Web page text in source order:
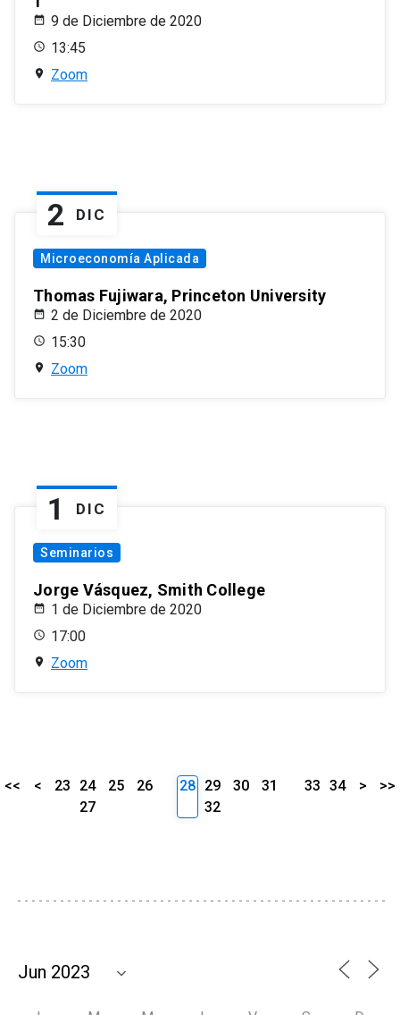
9 de Diciembre de 2020
13:45
Zoom
2 DIC
Microeconomía Aplicada
Thomas Fujiwara, Princeton University
2 de Diciembre de 2020
15:30
Zoom
1 DIC
Seminarios
Jorge Vásquez, Smith College
1 de Diciembre de 2020
17:00
Zoom
<< < 23 24 25
26
27
28 29 30
31
32
33 34 > >>